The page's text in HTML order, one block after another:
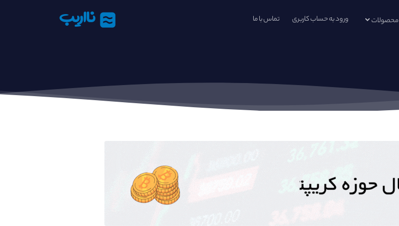
محصولات ورود به حساب کاربری تماس با ما نااریب